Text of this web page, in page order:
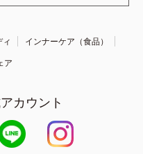
インナーケア（食品）
ア
カウント